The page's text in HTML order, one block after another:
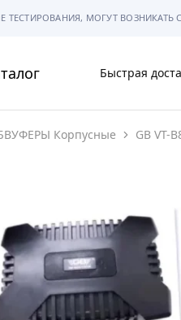
ТЕСТИРОВАНИЯ, МОГУТ ВОЗНИКАТЬ
И РАЗЪЕМЫ
Быстрая
Корпусные GB VT-